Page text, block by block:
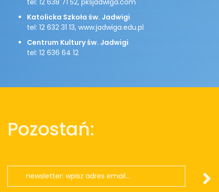
tel: 12 638 71 52, pksjadwiga.com
Katolicka Szkoła św. Jadwigi
tel: 12 632 31 13, www.jadwiga.edu.pl
Centrum Kultury św. Jadwigi
tel: 12 636 64 12
Pozostań: